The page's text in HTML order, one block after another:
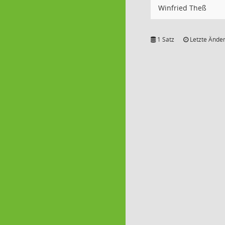
Winfried Theß
1 Satz Letzte